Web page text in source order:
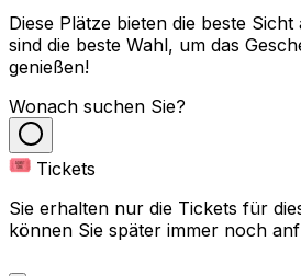
Diese Plätze bieten die beste
sind die beste Wahl, um das
genießen!
Wonach suchen Sie?
Tickets
Sie erhalten nur die Tickets für
können Sie später immer noch